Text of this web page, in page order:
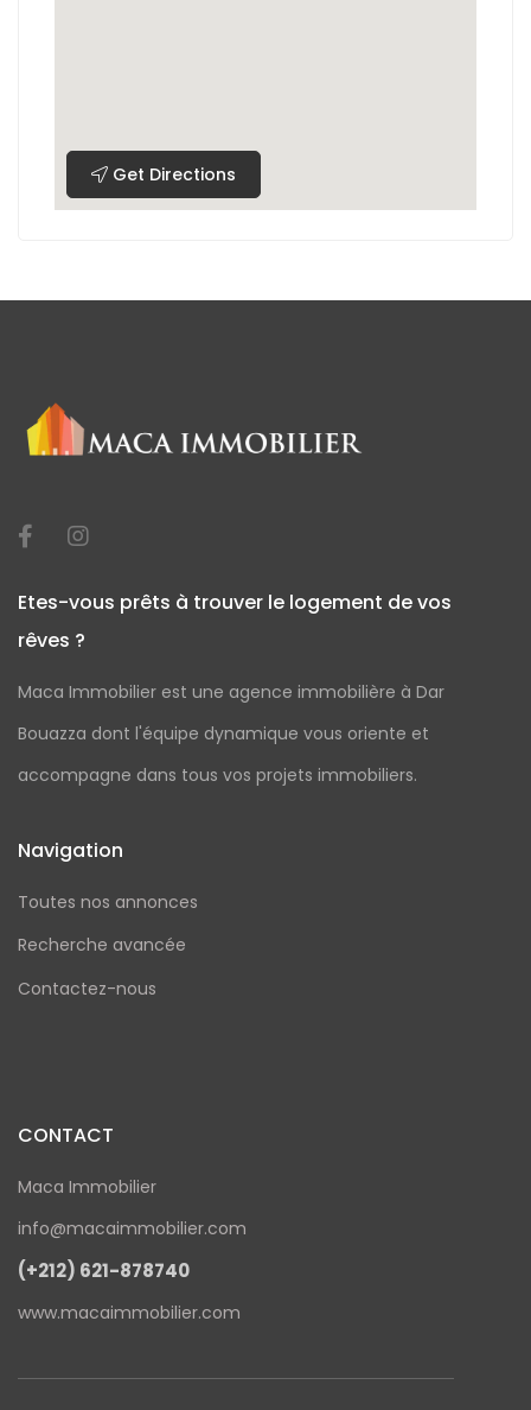
Get Directions
Etes-vous prêts à trouver le logement de vos
rêves ?
Maca Immobilier est une agence immobilière à Dar
Bouazza dont l'équipe dynamique vous oriente et
accompagne dans tous vos projets immobiliers.
Navigation
Toutes nos annonces
Recherche avancée
Contactez-nous
CONTACT
Maca Immobilier
info@macaimmobilier.com
(+212) 621-878740
www.macaimmobilier.com